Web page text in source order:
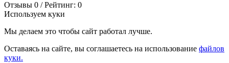
Отзывы 0 / Рейтинг: 0
Используем куки
Мы делаем это чтобы сайт работал лучше.
Оставаясь на сайте, вы соглашаетесь на использование файлов
куки.